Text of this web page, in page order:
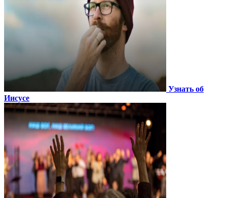
Узнать об
Иисусе